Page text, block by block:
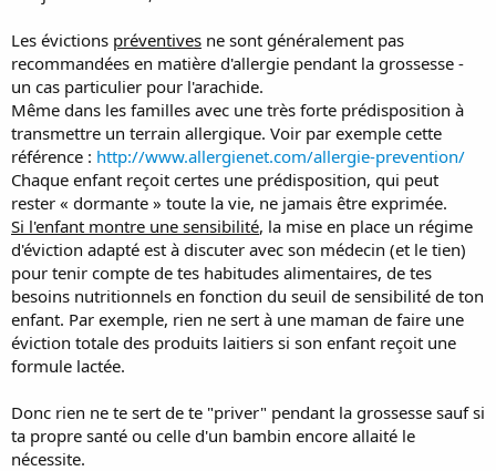
Les évictions préventives ne sont généralement pas
recommandées en matière d'allergie pendant la grossesse -
un cas particulier pour l'arachide.
Même dans les familles avec une très forte prédisposition à
transmettre un terrain allergique. Voir par exemple cette
référence : http://www.allergienet.com/allergie-prevention/
Chaque enfant reçoit certes une prédisposition, qui peut
rester « dormante » toute la vie, ne jamais être exprimée.
Si l'enfant montre une sensibilité, la mise en place un régime
d'éviction adapté est à discuter avec son médecin (et le tien)
pour tenir compte de tes habitudes alimentaires, de tes
besoins nutritionnels en fonction du seuil de sensibilité de ton
enfant. Par exemple, rien ne sert à une maman de faire une
éviction totale des produits laitiers si son enfant reçoit une
formule lactée.
Donc rien ne te sert de te "priver" pendant la grossesse sauf si
ta propre santé ou celle d'un bambin encore allaité le
nécessite.